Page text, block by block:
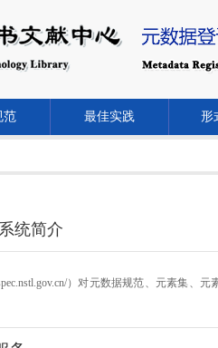
范 最佳实践 形
统简介
）对元数据规范、元素集